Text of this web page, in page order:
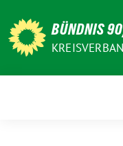
zum
Inhalt
BÜNDNIS